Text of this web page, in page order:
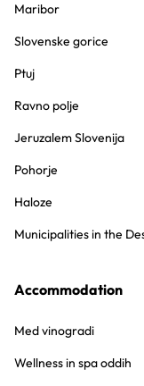
Maribor
Slovenske gorice
Ptuj
Ravno polje
Jeruzalem Slovenija
Pohorje
Haloze
Municipalities in the
Accommodation
Med vinogradi
Wellness in spa oddih